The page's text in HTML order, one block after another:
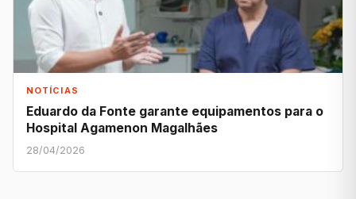
NOTÍCIAS
Eduardo da Fonte garante equipamentos para o
Hospital Agamenon Magalhães
28/04/2026